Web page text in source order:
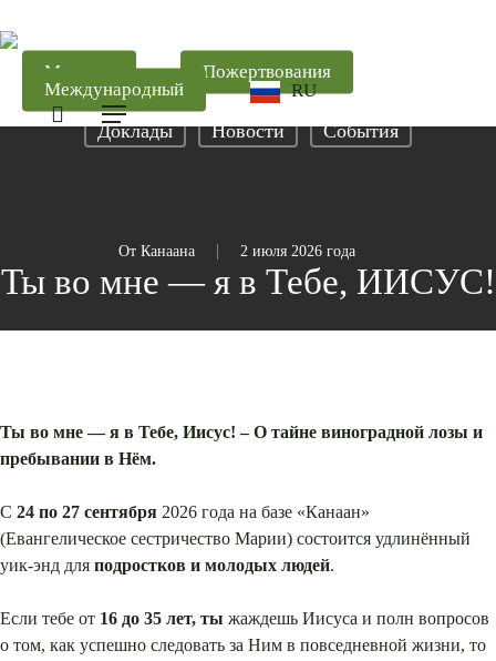
к
основному
содержанию
Магазин
Пожертвования
Международный
RU
поискМеню
Доклады Новости События
Ты во мне — я в Тебе, ИИСУС!
От Канаана 2 июля 2026 года
Ты во мне— я в Тебе, Иисус! –О тайне виноградной лозы и
пребывании в Нём.
С 24 по 27 сентября 2026 года на базе «Канаан»
(Евангелическое сестричество Марии) состоится удлинённый
уик-энд для подростков и молодых людей.
Если тебе от 16 до 35 лет, ты жаждешь Иисуса и полн вопросов
о том, как успешно следовать за Ним в повседневной жизни, то